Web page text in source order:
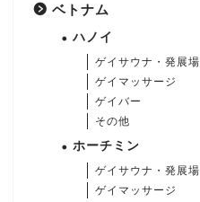
ベトナム
ハノイ
ゲイサウナ・発展場
ゲイマッサージ
ゲイバー
その他
ホーチミン
ゲイサウナ・発展場
ゲイマッサージ